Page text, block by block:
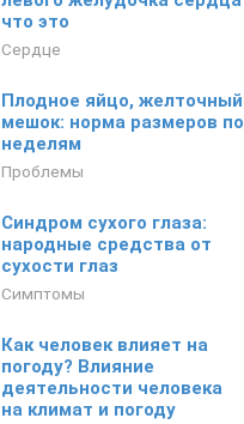
что это
Сердце
Плодное яйцо, желточный
мешок: норма размеров по
неделям
Проблемы
Синдром сухого глаза:
народные средства от
сухости глаз
Симптомы
Как человек влияет на
погоду? Влияние
деятельности человека
на климат и погоду